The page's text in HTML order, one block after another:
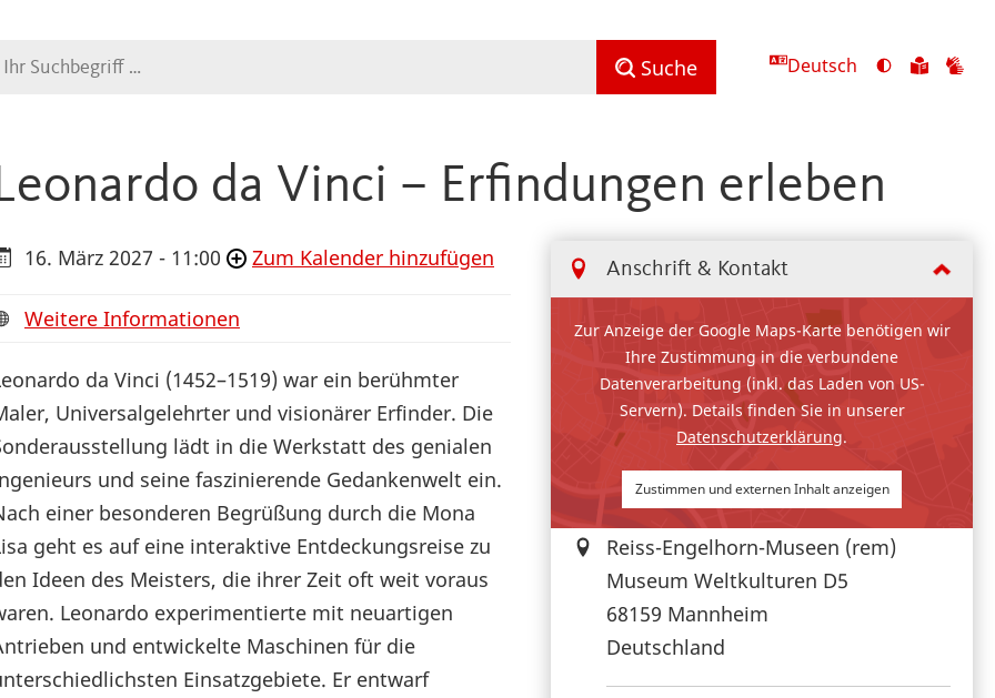
Suche Deutsch
Ansicht
Zu
da Vinci – Erfindungen erleben
Anschrift & Kontakt
Zur Anzeige der Google Maps-Karte benötigen wir
Ihre Zustimmung in die verbundene
Datenverarbeitung (inkl. das Laden von US-
Servern). Details finden Sie in unserer
Datenschutzerklärung.
Zustimmen und externen Inhalt anzeigen
Reiss-Engelhorn-Museen (rem)
Museum Weltkulturen D5
68159 Mannheim
Deutschland
16. März 2027 - 11:00 Zum Kalender hinzufügen
Weitere Informationen
da Vinci (1452–1519) war ein berühmter
Universalgelehrter und visionärer Erfinder. Die
lädt in die Werkstatt des genialen
und seine faszinierende Gedankenwelt ein.
einer besonderen Begrüßung durch die Mona
geht es auf eine interaktive Entdeckungsreise zu
Ideen des Meisters, die ihrer Zeit oft weit voraus
Leonardo experimentierte mit neuartigen
und entwickelte Maschinen für die
Einsatzgebiete. Er entwarf